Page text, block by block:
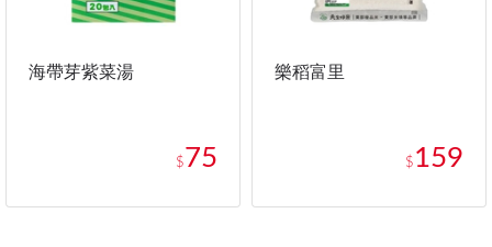
海帶芽紫菜湯
$75
樂稻富里
$ 159